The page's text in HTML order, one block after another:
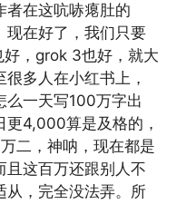
者在这吭哧瘪肚的
现在好了，我们只要
，grok 3也好，就大
多人在小红书上，
么一天写100万字出
更4,000算是及格的，
二，神呐，现在都是
且这百万还跟别人不
从，完全没法弄。所